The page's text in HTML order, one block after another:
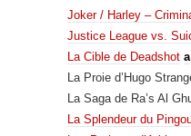
Joker / Harley –
Justice League vs.
La Cible de Deadshot a
La Proie d’Hugo
La Saga de Ra’s Al
La Splendeur du